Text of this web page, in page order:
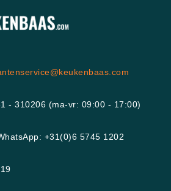
- 310206 (ma-vr: 09:00 - 17:00)
+31(0)6 5745 1202